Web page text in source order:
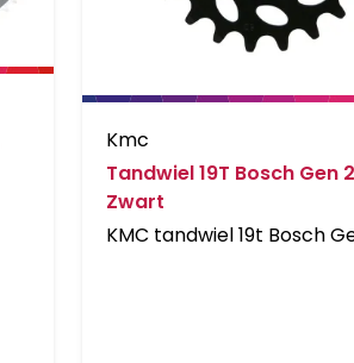
Kmc
Tandwiel 19T Bosch Gen
Zwart
KMC tandwiel 19t Bosch